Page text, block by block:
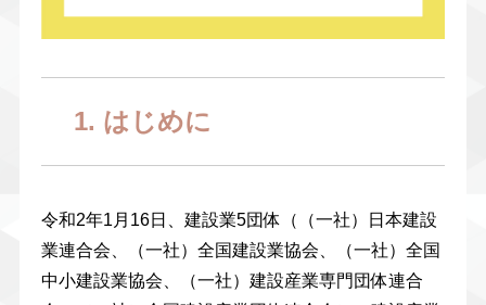
1. はじめに
令和2年1月16日、建設業5団体（（一社）日本建設
業連合会、（一社）全国建設業協会、（一社）全国
中小建設業協会、（一社）建設産業専門団体連合